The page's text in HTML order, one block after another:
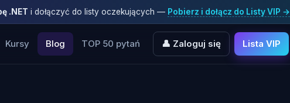
.NET i dołączyć do listy oczekujących — Pobierz i dołącz do Listy VIP →
Kursy Blog TOP 50 pytań 👤 Zaloguj się Lista VIP